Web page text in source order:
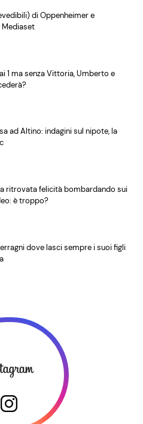
di Oppenheimer e
Mediaset
1 ma senza Vittoria, Umberto e
ad Altino: indagini sul nipote, la
ritrovata felicità bombardando sui
è troppo?
dove lasci sempre i suoi figli